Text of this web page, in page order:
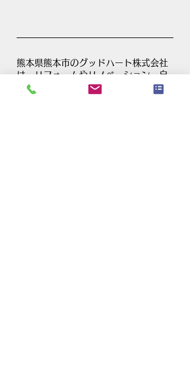
熊本県熊本市のグッドハート株式会社
は、リフォームやリノベーション、自
社職人・自社施工で無駄な出費なく施